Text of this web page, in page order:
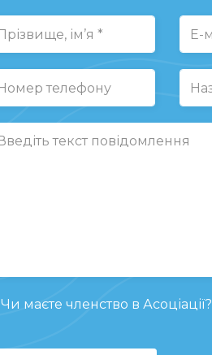
Чи маєте членство в Асоціації?